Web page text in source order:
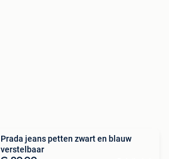
Prada jeans petten zwart en blauw
verstelbaar